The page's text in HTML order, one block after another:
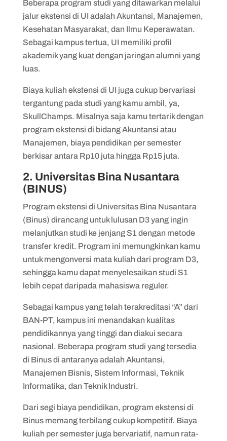
Beberapa program studi yang ditawarkan melalui
jalur ekstensi di UI adalah Akuntansi, Manajemen,
Kesehatan Masyarakat, dan Ilmu Keperawatan.
Sebagai kampus tertua, UI memiliki profil
akademik yang kuat dengan jaringan alumni yang
luas.
Biaya kuliah ekstensi di UI juga cukup bervariasi
tergantung pada studi yang kamu ambil, ya,
SkullChamps. Misalnya saja kamu tertarik dengan
program ekstensi di bidang Akuntansi atau
Manajemen, biaya pendidikan per semester
berkisar antara Rp10 juta hingga Rp15 juta.
2. Universitas Bina Nusantara
(BINUS)
Program ekstensi di Universitas Bina Nusantara
(Binus) dirancang untuk lulusan D3 yang ingin
melanjutkan studi ke jenjang S1 dengan metode
transfer kredit. Program ini memungkinkan kamu
untuk mengonversi mata kuliah dari program D3,
sehingga kamu dapat menyelesaikan studi S1
lebih cepat daripada mahasiswa reguler.
Sebagai kampus yang telah terakreditasi “A” dari
BAN-PT, kampus ini menandakan kualitas
pendidikannya yang tinggi dan diakui secara
nasional. Beberapa program studi yang tersedia
di Binus di antaranya adalah Akuntansi,
Manajemen Bisnis, Sistem Informasi, Teknik
Informatika, dan Teknik Industri.
Dari segi biaya pendidikan, program ekstensi di
Binus memang terbilang cukup kompetitif. Biaya
kuliah per semester juga bervariatif, namun rata-